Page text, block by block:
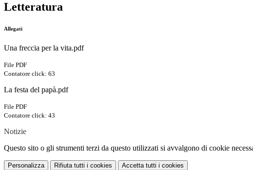
Letteratura
Allegati
Una freccia per la vita.pdf
File PDF
Contatore click: 63
La festa del papà.pdf
File PDF
Contatore click: 43
Notizie
Questo sito o gli strumenti terzi da questo utilizzati si avvalgono di cookie
Personalizza Rifiuta tutti i cookies Accetta tutti i cookies